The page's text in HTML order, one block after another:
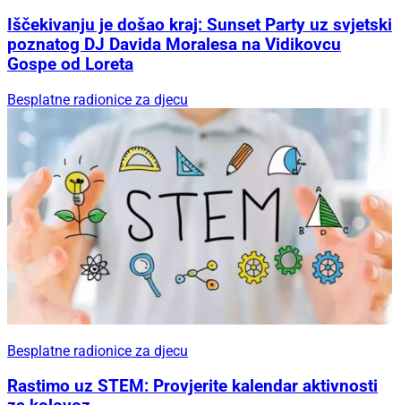
Iščekivanju je došao kraj: Sunset Party uz svjetski
poznatog DJ Davida Moralesa na Vidikovcu
Gospe od Loreta
Besplatne radionice za djecu
Besplatne radionice za djecu
Rastimo uz STEM: Provjerite kalendar aktivnosti